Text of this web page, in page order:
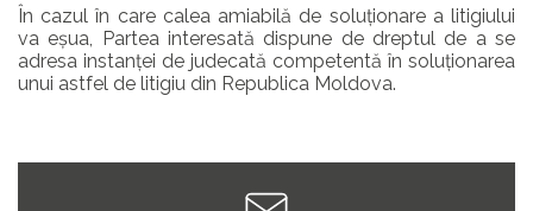
În cazul în care calea amiabilă de soluționare a litigiului
va eșua, Partea interesată dispune de dreptul de a se
adresa instanței de judecată competentă în soluționarea
unui astfel de litigiu din Republica Moldova.